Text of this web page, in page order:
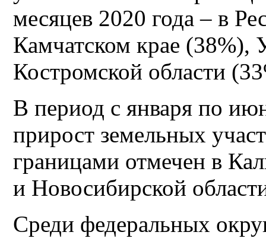
месяцев 2020 года – в
Камчатском крае (38%),
Костромской области
В период с января по
прирост земельных
границами отмечен в
и Новосибирской
Среди федеральных